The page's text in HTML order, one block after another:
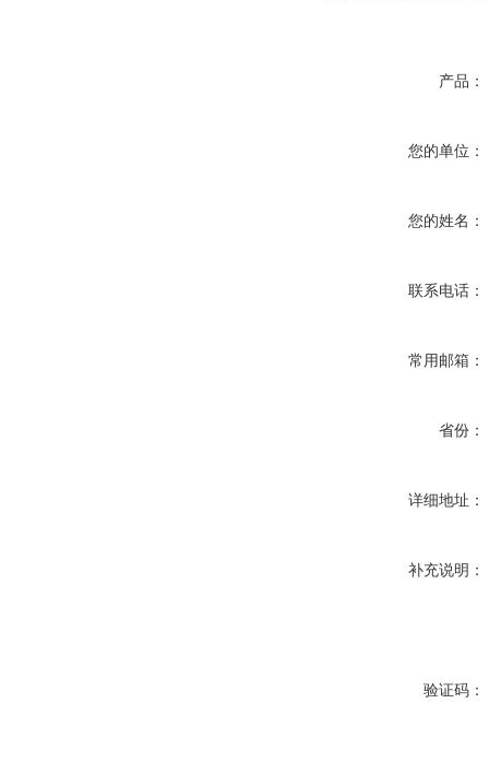
产品：
您的单位：
您的姓名：
联系电话：
常用邮箱：
省份：
详细地址：
补充说明：
验证码：